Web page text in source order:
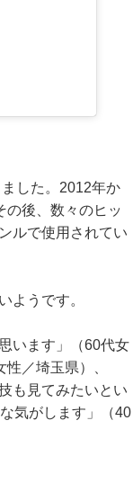
した。2012年か
の後、数々のヒッ
ルで使用されてい
ようです。
います」（60代女
／埼玉県）、
も見てみたいとい
気がします」（40